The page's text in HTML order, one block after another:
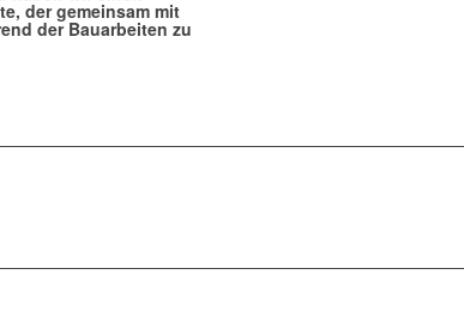
der gemeinsam mit
der Bauarbeiten zu